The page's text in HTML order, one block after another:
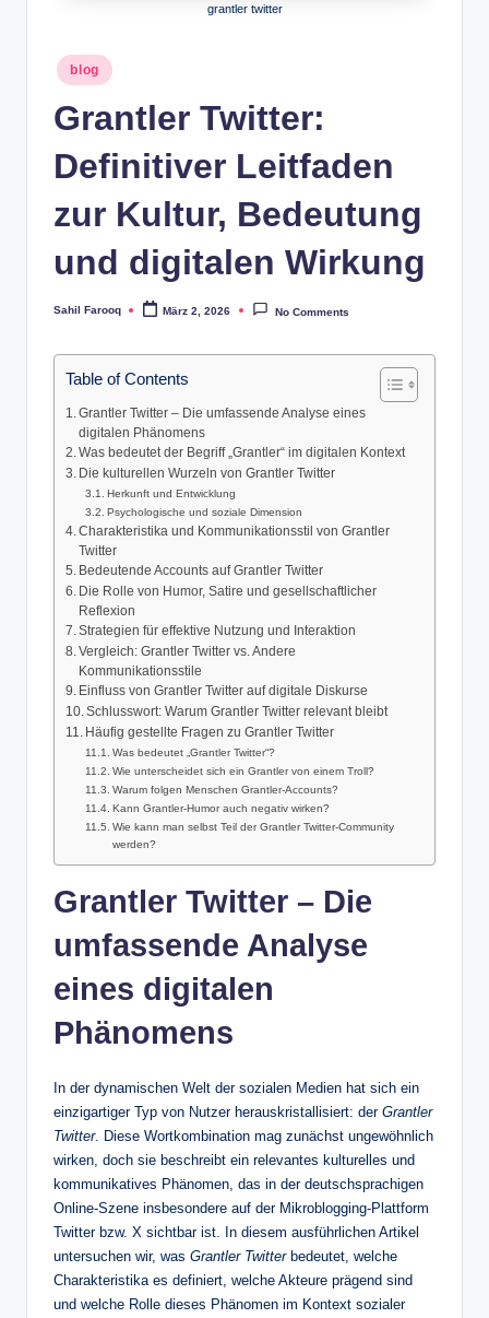
grantler twitter
Posted
in
blog
Grantler Twitter:
Definitiver Leitfaden
zur Kultur, Bedeutung
und digitalen Wirkung
Posted
Sahil Farooq März 2, 2026 No Comments
Table of Contents
Grantler Twitter – Die umfassende Analyse eines
digitalen Phänomens
Was bedeutet der Begriff „Grantler“ im digitalen Kontext
Die kulturellen Wurzeln von Grantler Twitter
Herkunft und Entwicklung
Psychologische und soziale Dimension
Charakteristika und Kommunikationsstil von Grantler
Twitter
Bedeutende Accounts auf Grantler Twitter
Die Rolle von Humor, Satire und gesellschaftlicher
Reflexion
Strategien für effektive Nutzung und Interaktion
Vergleich: Grantler Twitter vs. Andere
Kommunikationsstile
Einfluss von Grantler Twitter auf digitale Diskurse
Schlusswort: Warum Grantler Twitter relevant bleibt
Häufig gestellte Fragen zu Grantler Twitter
Was bedeutet „Grantler Twitter“?
Wie unterscheidet sich ein Grantler von einem Troll?
Warum folgen Menschen Grantler‑Accounts?
Kann Grantler‑Humor auch negativ wirken?
Wie kann man selbst Teil der Grantler Twitter‑Community
werden?
Grantler Twitter – Die
umfassende Analyse
eines digitalen
Phänomens
In der dynamischen Welt der sozialen Medien hat sich ein
einzigartiger Typ von Nutzer herauskristallisiert: der Grantler
Twitter. Diese Wortkombination mag zunächst ungewöhnlich
wirken, doch sie beschreibt ein relevantes kulturelles und
kommunikatives Phänomen, das in der deutschsprachigen
Online‑Szene insbesondere auf der Mikroblogging‑Plattform
Twitter bzw. X sichtbar ist. In diesem ausführlichen Artikel
untersuchen wir, was Grantler Twitterbedeutet, welche
Charakteristika es definiert, welche Akteure prägend sind
und welche Rolle dieses Phänomen im Kontext sozialer